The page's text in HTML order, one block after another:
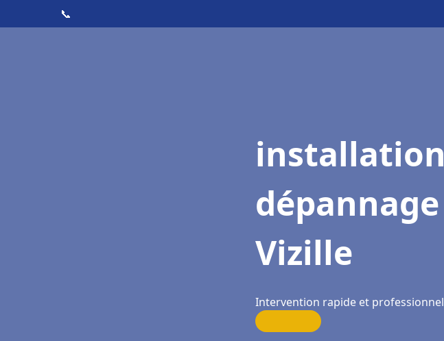
📞
Vizille
Intervention rapide et